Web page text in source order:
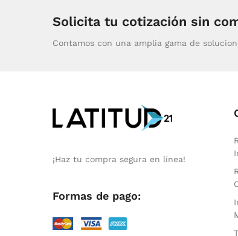
Solicita tu cotización sin
Contamos con una amplia gama de
¡Haz tu compra segura en línea!
Formas de pago: